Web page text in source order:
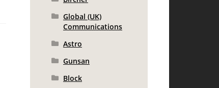
Global (UK)
Communications
Astro
Gunsan
Block